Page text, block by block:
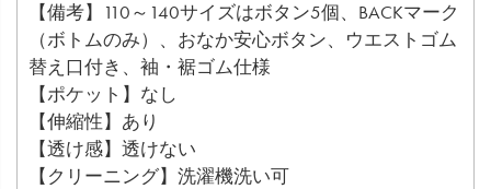
【備考】110～140サイズはボタン5個、BACKマーク
（ボトムのみ）、おなか安心ボタン、ウエストゴム
替え口付き、袖・裾ゴム仕様
【ポケット】なし
【伸縮性】あり
【透け感】透けない
【クリーニング】洗濯機洗い可